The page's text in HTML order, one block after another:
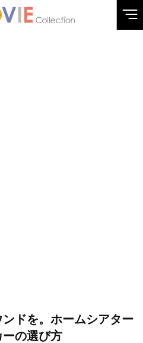
ドを。ホームシアター
の選び方